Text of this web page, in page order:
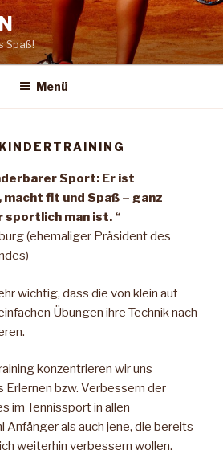
Spaß!
Menü
Sport: Er ist
fit und Spaß – ganz
sportlich man ist. “
(ehemaliger Präsident des
wichtig, dass die von klein auf
Übungen ihre Technik nach
konzentrieren wir uns
Erlernen bzw. Verbessern der
im Tennissport in allen
als auch jene, die bereits
weiterhin verbessern wollen.